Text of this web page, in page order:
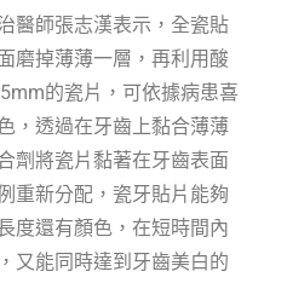
醫師張志漢表示，全瓷貼
磨掉薄薄一層，再利用酸
的瓷片，可依據病患喜
，透過在牙齒上黏合薄薄
劑將瓷片黏著在牙齒表面
重新分配，瓷牙貼片能夠
度還有顏色，在短時間內
又能同時達到牙齒美白的